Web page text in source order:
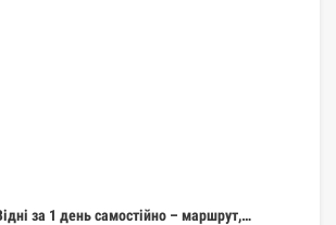
за 1 день самостійно – маршрут,…